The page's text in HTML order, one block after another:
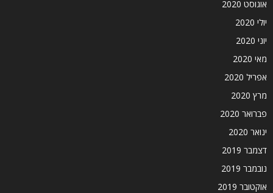
אוגוסט 2020
יולי 2020
יוני 2020
מאי 2020
אפריל 2020
מרץ 2020
פברואר 2020
ינואר 2020
דצמבר 2019
נובמבר 2019
אוקטובר 2019